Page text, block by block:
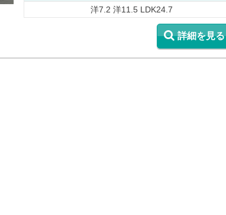
洋7.2 洋11.5 LDK24.7
詳細を見る